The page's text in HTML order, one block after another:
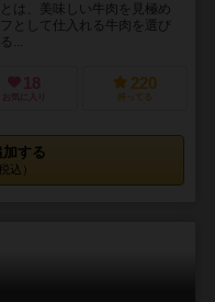
は、美味しい牛肉を見極め
として仕入れる牛肉を選び
...
18
お気に入り
220
持ってる
加する
込）